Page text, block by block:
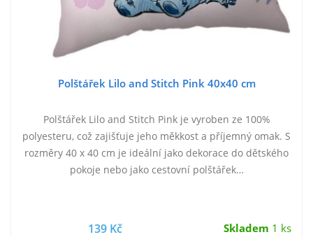
Polštářek Lilo and Stitch Pink 40x40 cm
Polštářek Lilo and Stitch Pink je vyroben ze 100%
polyesteru, což zajišťuje jeho měkkost a příjemný omak. S
rozměry 40 x 40 cm je ideální jako dekorace do dětského
pokoje nebo jako cestovní polštářek…
139 Kč Skladem 1 ks